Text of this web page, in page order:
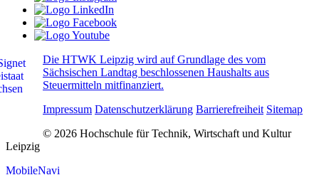
Die HTWK Leipzig wird auf Grundlage des vom
Sächsischen Landtag beschlossenen Haushalts aus
Steuermitteln mitfinanziert.
Impressum Datenschutzerklärung Barrierefreiheit Sitemap
© 2026 Hochschule für Technik, Wirtschaft und Kultur
Leipzig
MobileNavi